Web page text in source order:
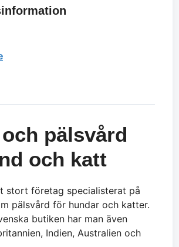
pälsvård
och katt
stort företag specialisterat på
pälsvård för hundar och katter.
butiken har man även
Indien, Australien och